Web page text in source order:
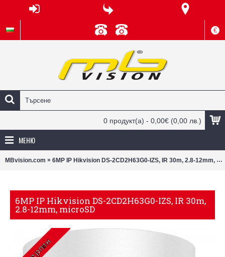
€
0 продукт(а) - 0,00€ (0,00 лв.)
МЕНЮ
MBvision.com » 6MP IP Hikvision DS-2CD2H63G0-IZS, IR 30m, 2.8-12mm, microSD
6MP IP Hikvision DS-2CD2H63G0-IZS, IR 30m,
2.8-12mm, microSD